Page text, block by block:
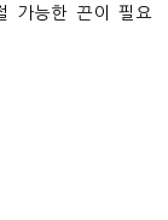
가능한 끈이 필요